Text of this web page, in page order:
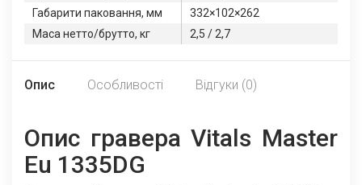
Габарити паковання, мм
332×102×262
Маса нетто/брутто, кг
2,5 / 2,7
Опис Особливості Відгуки (0)
Опис гравера Vitals Master
Eu 1335DG